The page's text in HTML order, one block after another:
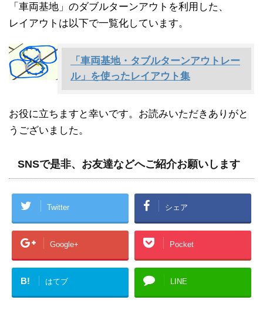
「車両基地」のダブルターンアウトを利用した、
レイアウトは以下で一覧化しています。
「車両基地・タブルターンアウトレー
ル」を使ったレイアウト集
お役に立ちますと幸いです。お読みいただきありがと
うございました。
SNSで是非、お友達などへご紹介お願いします
Twitter シェア
Google+ Pocket
B! はてブ LINE